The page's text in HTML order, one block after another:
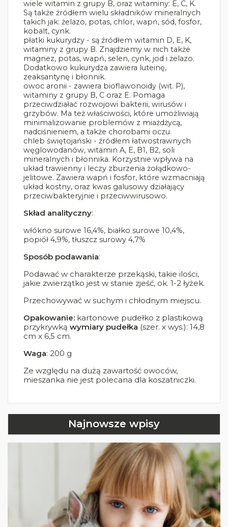
wiele witamin z grupy B, oraz witaminy: E, C, K.
Są także źródłem wielu składników mineralnych
takich jak: żelazo, potas, chlor, wapń, sód, fosfor,
kobalt, cynk.
płatki kukurydzy - są źródłem witamin D, E, K,
witaminy z grupy B. Znajdziemy w nich także
magnez, potas, wapń, selen, cynk, jod i żelazo.
Dodatkowo kukurydza zawiera luteinę,
zeaksantynę i błonnik.
owoc aronii - zawiera bioflawonoidy (wit. P),
witaminy z grupy B, C oraz E. Pomaga
przeciwdziałać rozwojowi bakterii, wirusów i
grzybów. Ma też właściwości, które umożliwiają
minimalizowanie problemów z miażdżycą,
nadciśnieniem, a także chorobami oczu.
chleb świętojański - źródłem łatwostrawnych
węglowodanów, witamin A, E, B1, B2, soli
mineralnych i błonnika. Korzystnie wpływa na
układ trawienny i leczy zburzenia żołądkowo-
jelitowe. Zawiera wapń i fosfor, które wzmacniają
układ kostny, oraz kwas galusowy działający
przeciwbakteryjnie i przeciwwirusowo.
Skład analityczny:
włókno surowe 16,4%, białko surowe 10,4%,
popiół 4,9%, tłuszcz surowy 4,7%
Sposób podawania:
Podawać w charakterze przekąski, takie ilości,
jakie zwierzątko jest w stanie zjeść, ok. 1-2 łyżek.
Przechowywać w suchym i chłodnym miejscu.
Opakowanie: kartonowe pudełko z plastikową
przykrywką wymiary pudełka (szer. x wys.): 14,8
cm x 6,5 cm.
Waga: 200 g
Ze względu na dużą zawartość owoców,
mieszanka nie jest polecana dla koszatniczki.
Najnowsze wpisy